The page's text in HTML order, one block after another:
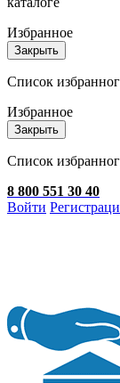
Избранное
Закрыть
Список
Избранное
Закрыть
Список
8 800 551 30 40
Войти